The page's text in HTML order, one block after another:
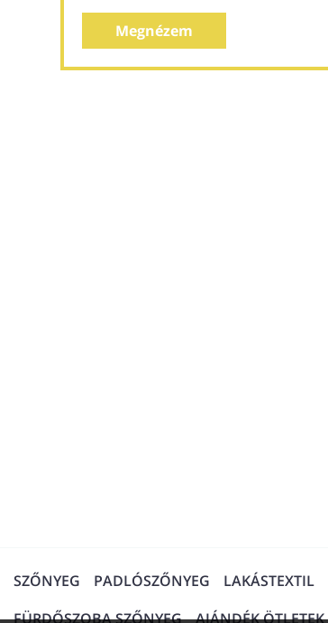
Megnézem
SZŐNYEG PADLÓSZŐNYEG LAKÁSTEXTIL
FÜRDŐSZOBA SZŐNYEG
AJÁNDÉK ÖTLETEK